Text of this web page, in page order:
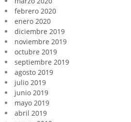
febrero 2020
enero 2020
diciembre 2019
noviembre 2019
octubre 2019
septiembre 2019
agosto 2019
julio 2019
junio 2019
mayo 2019
abril 2019